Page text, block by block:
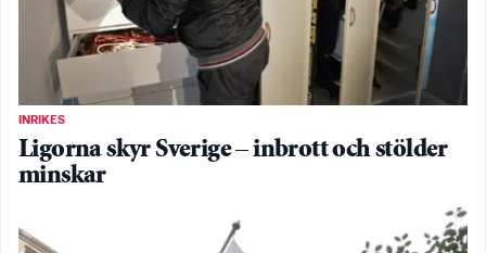
INRIKES
Ligorna skyr Sverige – inbrott och stölder
minskar